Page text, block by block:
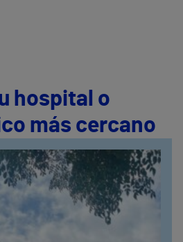
hospital o
más cercano